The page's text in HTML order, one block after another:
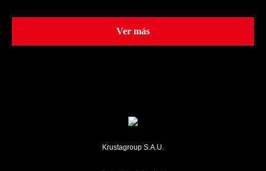
Ver más
Krustagroup S.A.U.